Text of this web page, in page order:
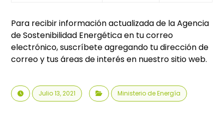
Para recibir información actualizada de la Agencia
de Sostenibilidad Energética en tu correo
electrónico, suscríbete agregando tu dirección de
correo y tus áreas de interés en nuestro sitio web.
Julio 13, 2021 Ministerio de Energía